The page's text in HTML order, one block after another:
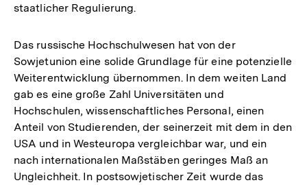
staatlicher Regulierung.
Das russische Hochschulwesen hat von der
Sowjetunion eine solide Grundlage für eine potenzielle
Weiterentwicklung übernommen. In dem weiten Land
gab es eine große Zahl Universitäten und
Hochschulen, wissenschaftliches Personal, einen
Anteil von Studierenden, der seinerzeit mit dem in den
USA und in Westeuropa vergleichbar war, und ein
nach internationalen Maßstäben geringes Maß an
Ungleichheit. In postsowjetischer Zeit wurde das